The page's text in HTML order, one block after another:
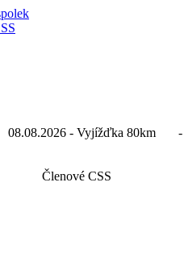
08.08.2026 - Vyjížďka 80km
Členové CSS